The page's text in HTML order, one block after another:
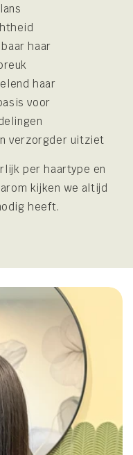
haar
haar
voor
verzorgder uitziet
per haartype en
kijken we altijd
heeft.